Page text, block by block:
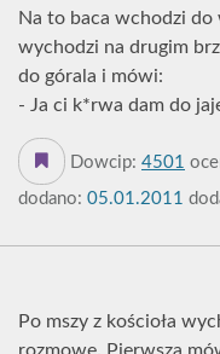
Na to baca wchodzi
wychodzi na drugim
do górala i mówi:
- Ja ci k*rwa dam do
Dowcip: 4501
dodano: 05.01.2011
Po mszy z kościoła